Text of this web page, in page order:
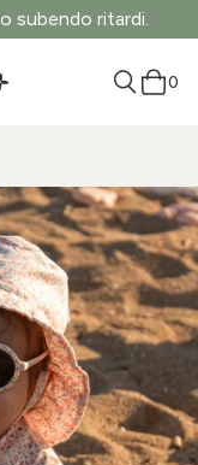
subendo ritardi.
0